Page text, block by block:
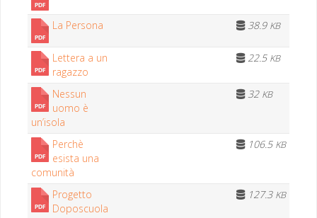
La Persona 38.9 KB
Let­tera a un
ragazzo
22.5 KB
Nes­sun
uomo è
un’isola
32 KB
Per­chè
esista una
comunità
106.5 KB
Prog­et­to
Doposcuola
127.3 KB